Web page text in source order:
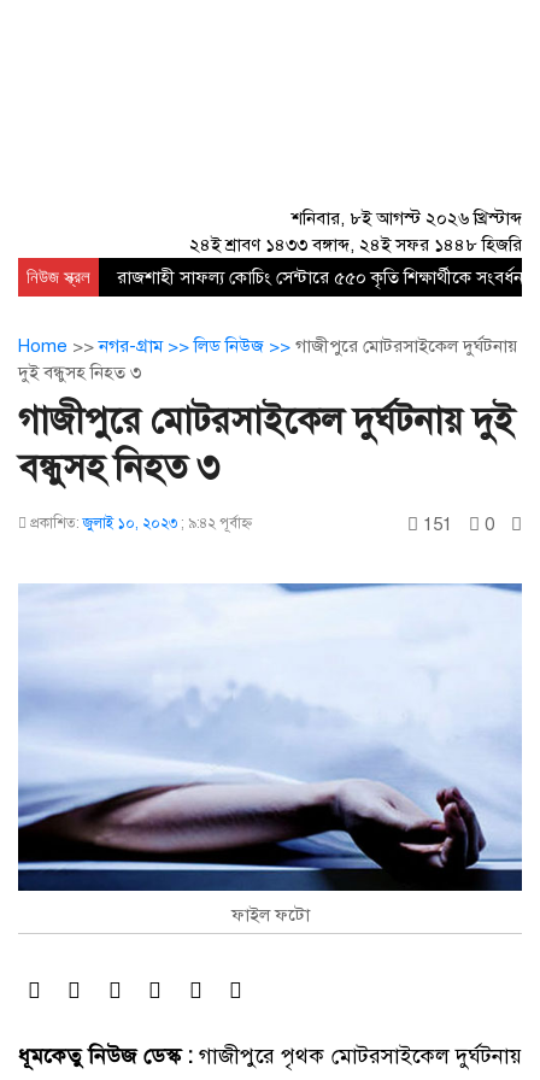
শনিবার, ৮ই আগস্ট ২০২৬ খ্রিস্টাব্দ
২৪ই শ্রাবণ ১৪৩৩ বঙ্গাব্দ, ২৪ই সফর ১৪৪৮ হিজরি
নিউজ স্ক্রল রাজশাহী সাফল্য কোচিং সেন্টারে ৫৫০ কৃতি শিক্ষার্থীকে সংবর্ধনা
Home >>নগর-গ্রাম >>লিড নিউজ >> গাজীপুরে মোটরসাইকেল দুর্ঘটনায়
দুই বন্ধুসহ নিহত ৩
গাজীপুরে মোটরসাইকেল দুর্ঘটনায় দুই
বন্ধুসহ নিহত ৩
প্রকাশিত:জুলাই ১০, ২০২৩ ; ৯:৪২ পূর্বাহ্ণ 151 0
ফাইল ফটো
ধূমকেতু নিউজ ডেস্ক :গাজীপুরে পৃথক মোটরসাইকেল দুর্ঘটনায়